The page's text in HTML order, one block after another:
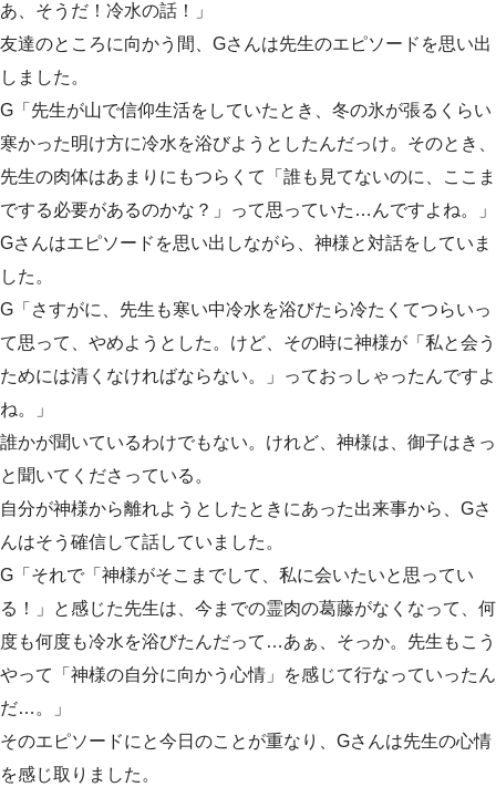
あ、そうだ！冷水の話！」
友達のところに向かう間、Gさんは先生のエピソードを思い出
しました。
G「先生が山で信仰生活をしていたとき、冬の氷が張るくらい
寒かった明け方に冷水を浴びようとしたんだっけ。そのとき、
先生の肉体はあまりにもつらくて「誰も見てないのに、ここま
でする必要があるのかな？」って思っていた…んですよね。」
Gさんはエピソードを思い出しながら、神様と対話をしていま
した。
G「さすがに、先生も寒い中冷水を浴びたら冷たくてつらいっ
て思って、やめようとした。けど、その時に神様が「私と会う
ためには清くなければならない。」っておっしゃったんですよ
ね。」
誰かが聞いているわけでもない。けれど、神様は、御子はきっ
と聞いてくださっている。
自分が神様から離れようとしたときにあった出来事から、Gさ
んはそう確信して話していました。
G「それで「神様がそこまでして、私に会いたいと思ってい
る！」と感じた先生は、今までの霊肉の葛藤がなくなって、何
度も何度も冷水を浴びたんだって…あぁ、そっか。先生もこう
やって「神様の自分に向かう心情」を感じて行なっていったん
だ…。」
そのエピソードにと今日のことが重なり、Gさんは先生の心情
を感じ取りました。